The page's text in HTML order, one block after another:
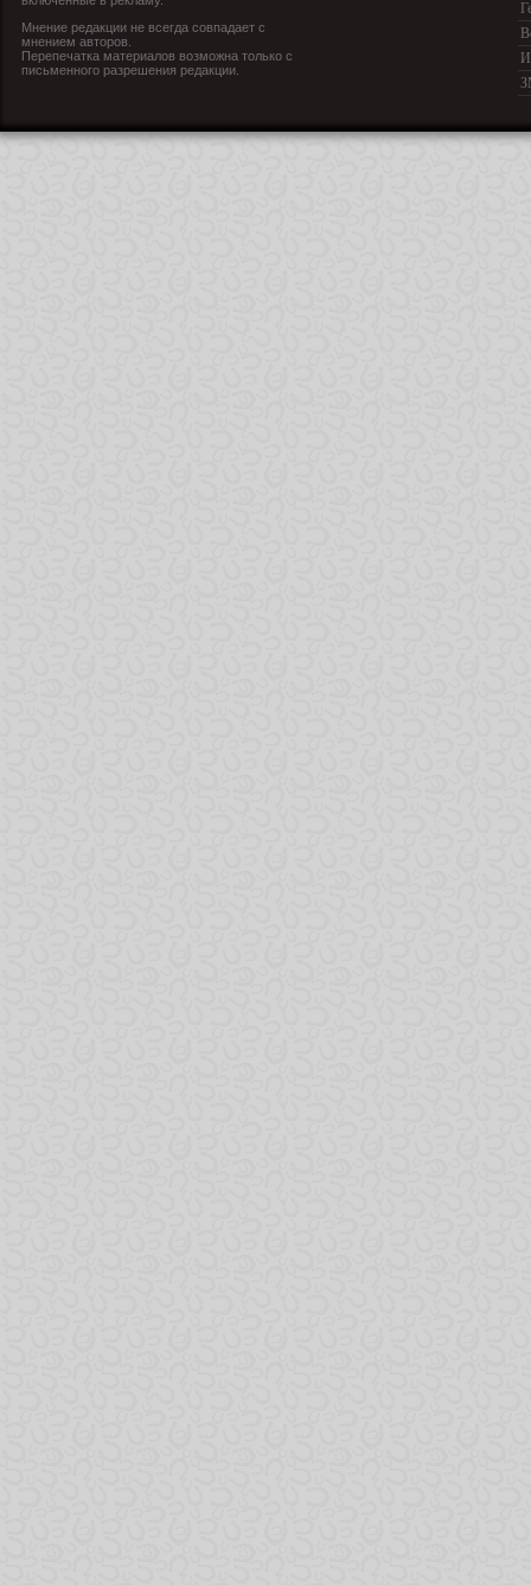
Мнение редакции не всегда совпадает с
мнением авторов.
Перепечатка материалов возможна только с
письменного разрешения редакции.